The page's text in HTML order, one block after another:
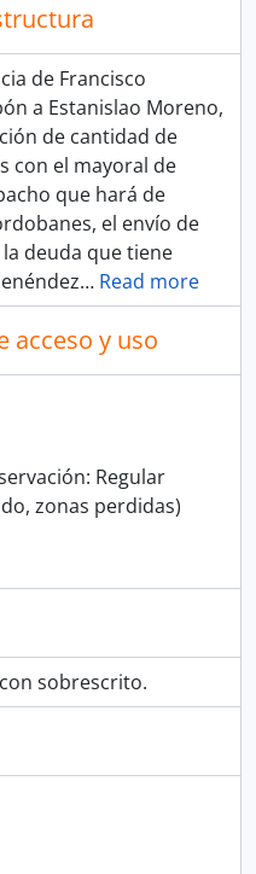
de Francisco
a Estanislao Moreno,
de cantidad de
con el mayoral de
que hará de
el envío de
deuda que tiene
… Read more
acceso y uso
Regular
zonas perdidas)
sobrescrito.